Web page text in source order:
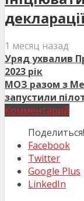
1 месяц назад
Уряд ухвалив
2023 рік
МОЗ разом з
запустили
Комментарий
Поделиться!
Facebook
Twitter
Google Plus
LinkedIn